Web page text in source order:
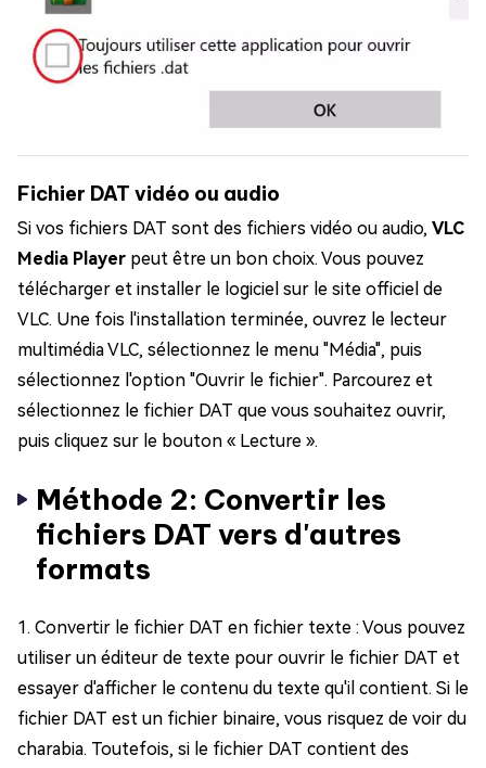
Fichier DAT vidéo ou audio
Si vos fichiers DAT sont des fichiers vidéo ou audio, VLC
Media Player peut être un bon choix. Vous pouvez
télécharger et installer le logiciel sur le site officiel de
VLC. Une fois l'installation terminée, ouvrez le lecteur
multimédia VLC, sélectionnez le menu "Média", puis
sélectionnez l'option "Ouvrir le fichier". Parcourez et
sélectionnez le fichier DAT que vous souhaitez ouvrir,
puis cliquez sur le bouton « Lecture ».
Méthode 2: Convertir les
fichiers DAT vers d'autres
formats
1. Convertir le fichier DAT en fichier texte : Vous pouvez
utiliser un éditeur de texte pour ouvrir le fichier DAT et
essayer d'afficher le contenu du texte qu'il contient. Si le
fichier DAT est un fichier binaire, vous risquez de voir du
charabia. Toutefois, si le fichier DAT contient des